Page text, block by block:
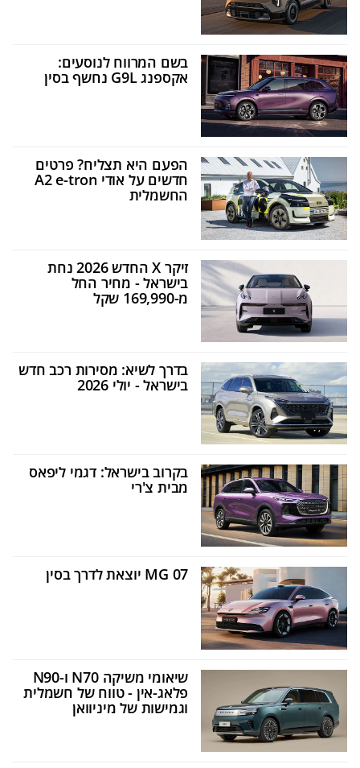
בשם המרווח לנוסעים:
אקספנג G9L נחשף בסין
הפעם היא תצליח? פרטים
חדשים על אודי A2 e-tron
החשמלית
זיקר X החדש 2026 נחת
בישראל - מחיר החל
מ-169,990 שקל
בדרך לשיא: מסירות רכב חדש
בישראל - יולי 2026
בקרוב בישראל: דגמי ליפאס
מבית צ'רי
MG 07 יוצאת לדרך בסין
שיאומי משיקה N70 ו-N90
פלאג-אין - טווח של חשמלית
וגמישות של מיניוואן